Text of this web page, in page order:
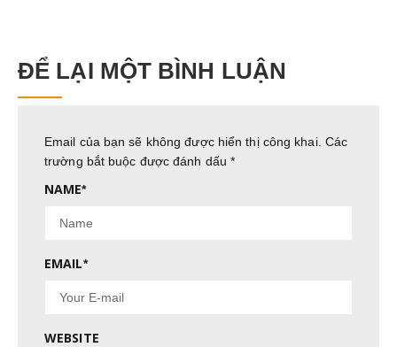
ĐỂ LẠI MỘT BÌNH LUẬN
Email của bạn sẽ không được hiển thị công khai. Các
trường bắt buộc được đánh dấu*
NAME*
EMAIL*
WEBSITE